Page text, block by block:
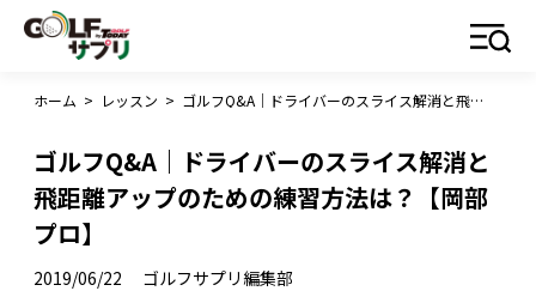
ホーム > レッスン > ゴルフQ&A｜ドライバーのスライス解消と飛距離アップのための練習方法は？【岡部プロ】
ゴルフQ&A｜ドライバーのスライス解消と
飛距離アップのための練習方法は？【岡部
プロ】
2019/06/22 ゴルフサプリ編集部